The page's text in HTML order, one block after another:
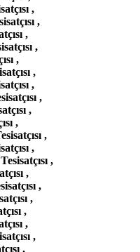
,
,
,
,
,
,
,
,
,
,
,
,
,
,
,
,
,
,
,
,